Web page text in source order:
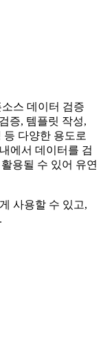
스 데이터 검증
증, 템플릿 작성,
등 다양한 용도로
에서 데이터를 검
용될 수 있어 유연
사용할 수 있고,